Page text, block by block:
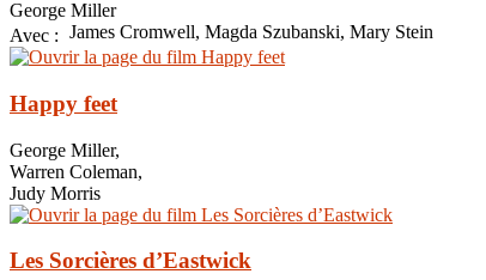
George Miller
Avec : James Cromwell, Magda Szubanski, Mary Stein
Happy feet
George Miller,
Warren Coleman,
Judy Morris
Les Sorcières d’Eastwick